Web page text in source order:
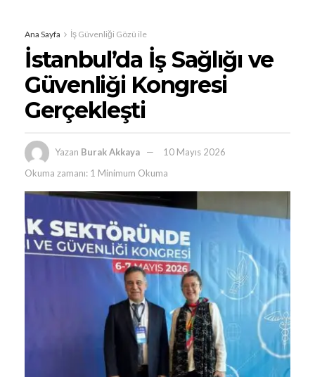
Ana Sayfa İş Güvenliği Gözü ile
İstanbul’da İş Sağlığı ve
Güvenliği Kongresi
Gerçekleşti
Yazan Burak Akkaya
10 Mayıs 2026
Okuma zamanı: 1 Minimum Okuma